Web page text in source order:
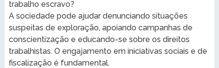
trabalho escravo?
A sociedade pode ajudar denunciando situações
suspeitas de exploração, apoiando campanhas de
conscientização e educando-se sobre os direitos
trabalhistas. O engajamento em iniciativas sociais e de
fiscalização é fundamental.